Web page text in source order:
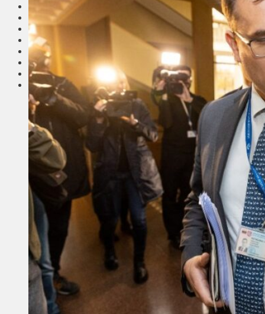
Соседи
Транспорт
Выбор читателей
Калейдоскоп
Армия
Сейм Литвы
Культура
Больше
Фоторепортаж
Туризм
ЛК рекомендует
Сеньорам
Образование
Здравоохранение
Экология
Происшествия
Приграничье
Деньги
Визиты
Выборы
Агроновости
Едим дома
Ищу семью
Духовное пространство
Спорт
Технологии
Энергетика